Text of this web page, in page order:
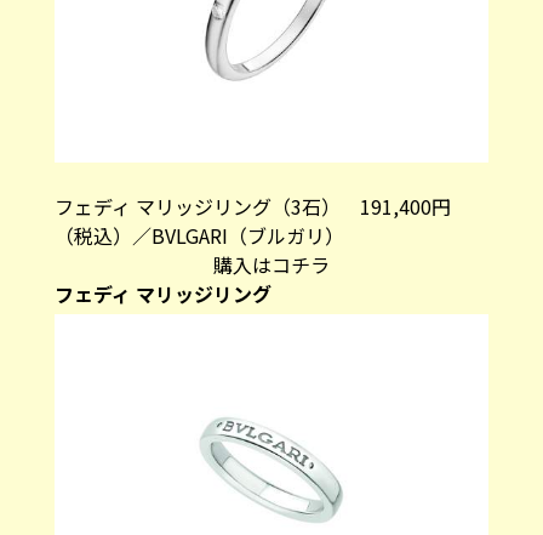
フェディ マリッジリング（3石） 191,400円
（税込）／BVLGARI（ブルガリ）
購入はコチラ
フェディ マリッジリング